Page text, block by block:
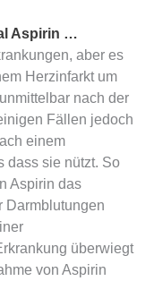
Aspirin …
aber es
Herzinfarkt um
nach der
Fällen jedoch
einem
dass sie nützt. So
Aspirin das
Darmblutungen
überwiegt
von Aspirin